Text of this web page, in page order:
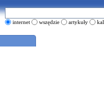
internet wszędzie artykuły